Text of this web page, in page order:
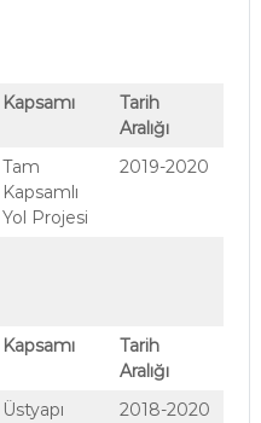
Kapsamı
Tarih
Aralığı
Tam
Kapsamlı
Yol Projesi
2019-2020
Kapsamı
Tarih
Aralığı
Üstyapı
2018-2020